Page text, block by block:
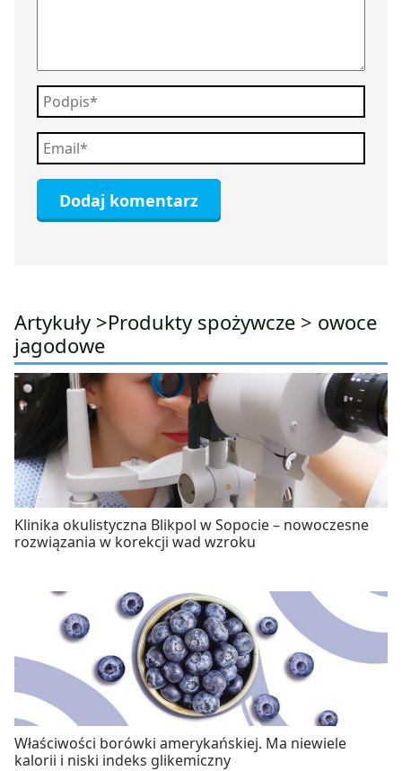
Artykuły >Produkty spożywcze > owoce
jagodowe
Klinika okulistyczna Blikpol w Sopocie – nowoczesne
rozwiązania w korekcji wad wzroku
Właściwości borówki amerykańskiej. Ma niewiele
kalorii i niski indeks glikemiczny